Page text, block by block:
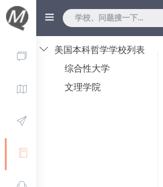
美国本科哲学学校列表
综合性大学
文理学院